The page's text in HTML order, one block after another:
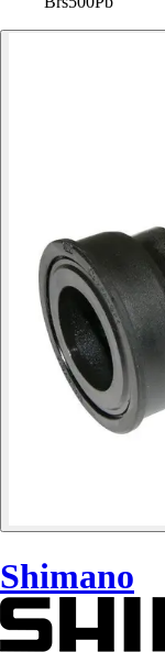
Shimano